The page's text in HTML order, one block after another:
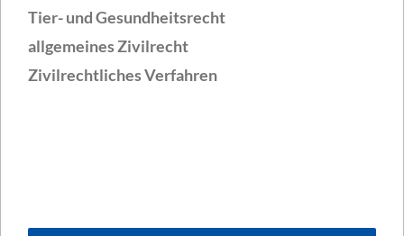
Tier- und Gesundheitsrecht
allgemeines Zivilrecht
Zivilrechtliches Verfahren